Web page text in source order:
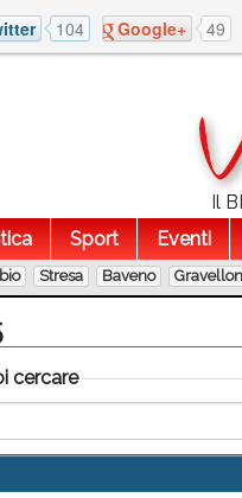
104 Google+ 49
Il
Sport Eventi
Stresa Baveno
cercare